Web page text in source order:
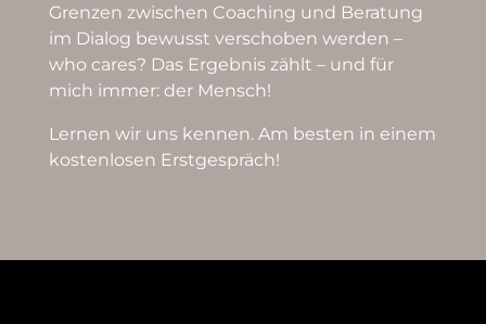
Grenzen zwischen Coaching und Beratung
im Dialog bewusst verschoben werden –
who cares? Das Ergebnis zählt – und für
mich immer: der Mensch!
Lernen wir uns kennen. Am besten in einem
kostenlosen Erstgespräch!